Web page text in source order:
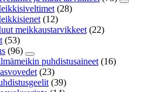
(28)
(12)
meikkaustarvikkeet (22)
(53)
(96)
puhdistusaineet (16)
(23)
(39)